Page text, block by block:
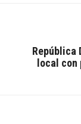
República
local